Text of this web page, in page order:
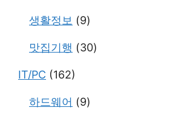
생활정보 (9)
맛집기행 (30)
IT/PC (162)
하드웨어 (9)